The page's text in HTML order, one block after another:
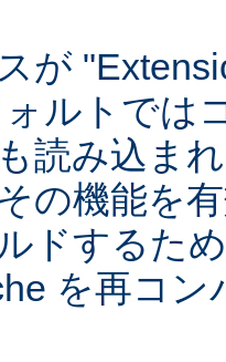
が
ルトでは
読み込ま
の機能を
ドするた
を再コ